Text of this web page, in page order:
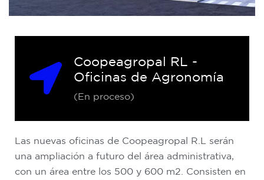
Coopeagropal RL -
Oficinas de Agronomía
(En proceso)
Las nuevas oficinas de Coopeagropal R.L serán
una ampliación a futuro del área administrativa,
con un área entre los 500 y 600 m2. Consisten en